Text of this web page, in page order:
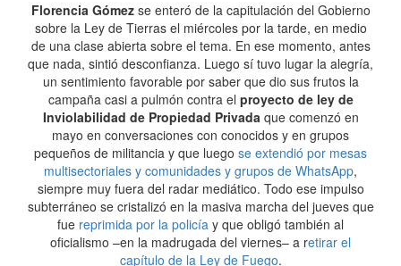
Florencia Gómezse enteró de la capitulación del Gobierno
sobre la Ley de Tierras el miércoles por la tarde, en medio
de una clase abierta sobre el tema. En ese momento, antes
que nada, sintió desconfianza. Luego sí tuvo lugar la alegría,
un sentimiento favorable por saber que dio sus frutos la
campaña casi a pulmón contra el proyecto de ley de
Inviolabilidad de Propiedad Privadaque comenzó en
mayo en conversaciones con conocidos y en grupos
pequeños de militancia y que luego se extendió por mesas
multisectoriales y comunidades y grupos de WhatsApp,
siempre muy fuera del radar mediático. Todo ese impulso
subterráneo se cristalizó en la masiva marcha del jueves que
fue reprimida por la policía y que obligó también al
oficialismo –en la madrugada del viernes– a retirar el
capítulo de la Ley de Fuego.